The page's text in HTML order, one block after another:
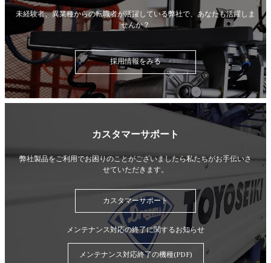
未経験者、異業種からの転職者が活躍している弊社で、 あなたも活躍しま
せんか？
採用情報をみる
カスタマーサポート
弊社製品をご利用でお困りのことがございましたら私たちがお手伝いさ
せていただきます。
カスタマーサポート
メンテナンス対応の終了に関するお知らせ
メンテナンス対応終了の機種(PDF)